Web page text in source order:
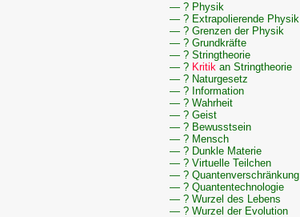
— ? Physik
— ? Extrapolierende Physik
— ? Grenzen der Physik
— ? Grundkräfte
— ? Stringtheorie
— ? Kritik an Stringtheorie
— ? Naturgesetz
— ? Information
— ? Wahrheit
— ? Geist
— ? Bewusstsein
— ? Mensch
— ? Dunkle Materie
— ? Virtuelle Teilchen
— ? Quantenverschränkung
— ? Quantentechnologie
— ? Wurzel des Lebens
— ? Wurzel der Evolution